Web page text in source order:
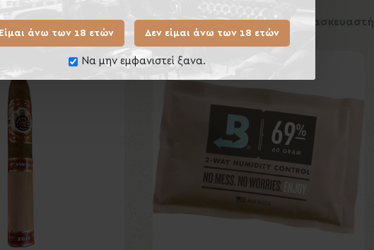
Είμαι άνω των 18 ετών Δεν είμαι άνω των 18 ετών
Να μην εμφανιστεί ξανα.
Νέο
Ίδιας Κατηγορίας Ίδιου Κατασκευαστή